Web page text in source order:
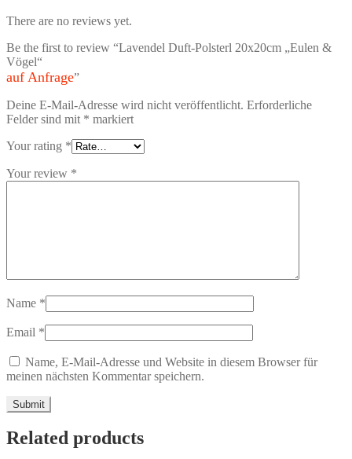
There are no reviews yet.
Be the first to review “Lavendel Duft-Polsterl 20x20cm „Eulen &
Vögel“
auf Anfrage”
Deine E-Mail-Adresse wird nicht veröffentlicht. Erforderliche
Felder sind mit * markiert
Your rating *
Your review *
Name *
Email *
Name, E-Mail-Adresse und Website in diesem Browser für
meinen nächsten Kommentar speichern.
Related products